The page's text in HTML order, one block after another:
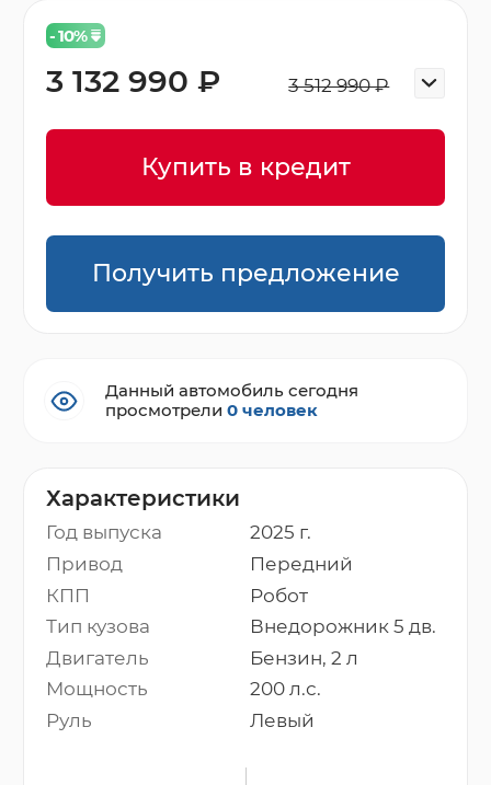
Характеристики
Год выпуска
2025 г.
Привод
Передний
КПП
Робот
Тип кузова
Внедорожник 5 дв.
Двигатель
Бензин, 2 л
Мощность
200 л.с.
Руль
Левый
- 10%
3 512 990 ₽
3 132 990 ₽
Купить в кредит
Получить предложение
Данный автомобиль сегодня
просмотрели0 человек